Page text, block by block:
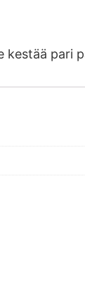
kestää pari